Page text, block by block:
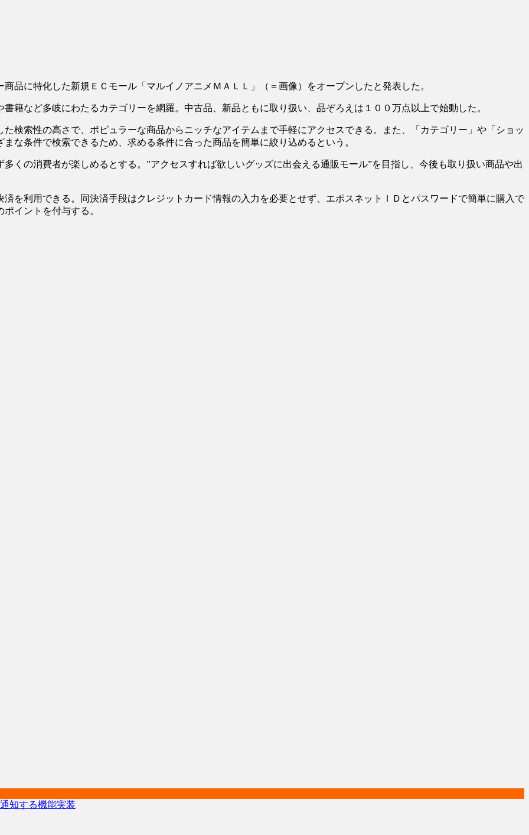
に特化した新規ＥＣモール「マルイノアニメＭＡＬＬ」（＝画像）をオープンしたと発表した。
など多岐にわたるカテゴリーを網羅。中古品、新品ともに取り扱い、品ぞろえは１００万点以上で始動した。
索性の高さで、ポピュラーな商品からニッチなアイテムまで手軽にアクセスできる。また、「カテゴリー」や「ショッ
な条件で検索できるため、求める条件に合った商品を簡単に絞り込めるという。
の消費者が楽しめるとする。”アクセスすれば欲しいグッズに出会える通販モール”を目指し、今後も取り扱い商品や出
利用できる。同決済手段はクレジットカード情報の入力を必要とせず、エポスネットＩＤとパスワードで簡単に購入で
イントを付与する。